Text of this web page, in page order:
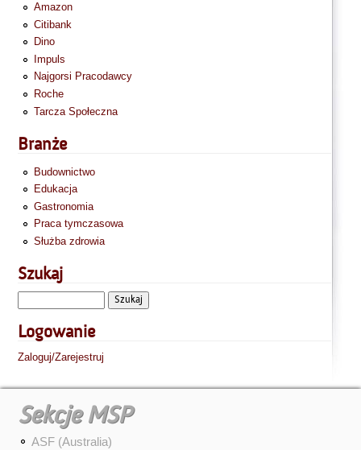
Amazon
Citibank
Dino
Impuls
Najgorsi Pracodawcy
Roche
Tarcza Społeczna
Branże
Budownictwo
Edukacja
Gastronomia
Praca tymczasowa
Służba zdrowia
Szukaj
Logowanie
Zaloguj/Zarejestruj
Sekcje MSP
ASF (Australia)